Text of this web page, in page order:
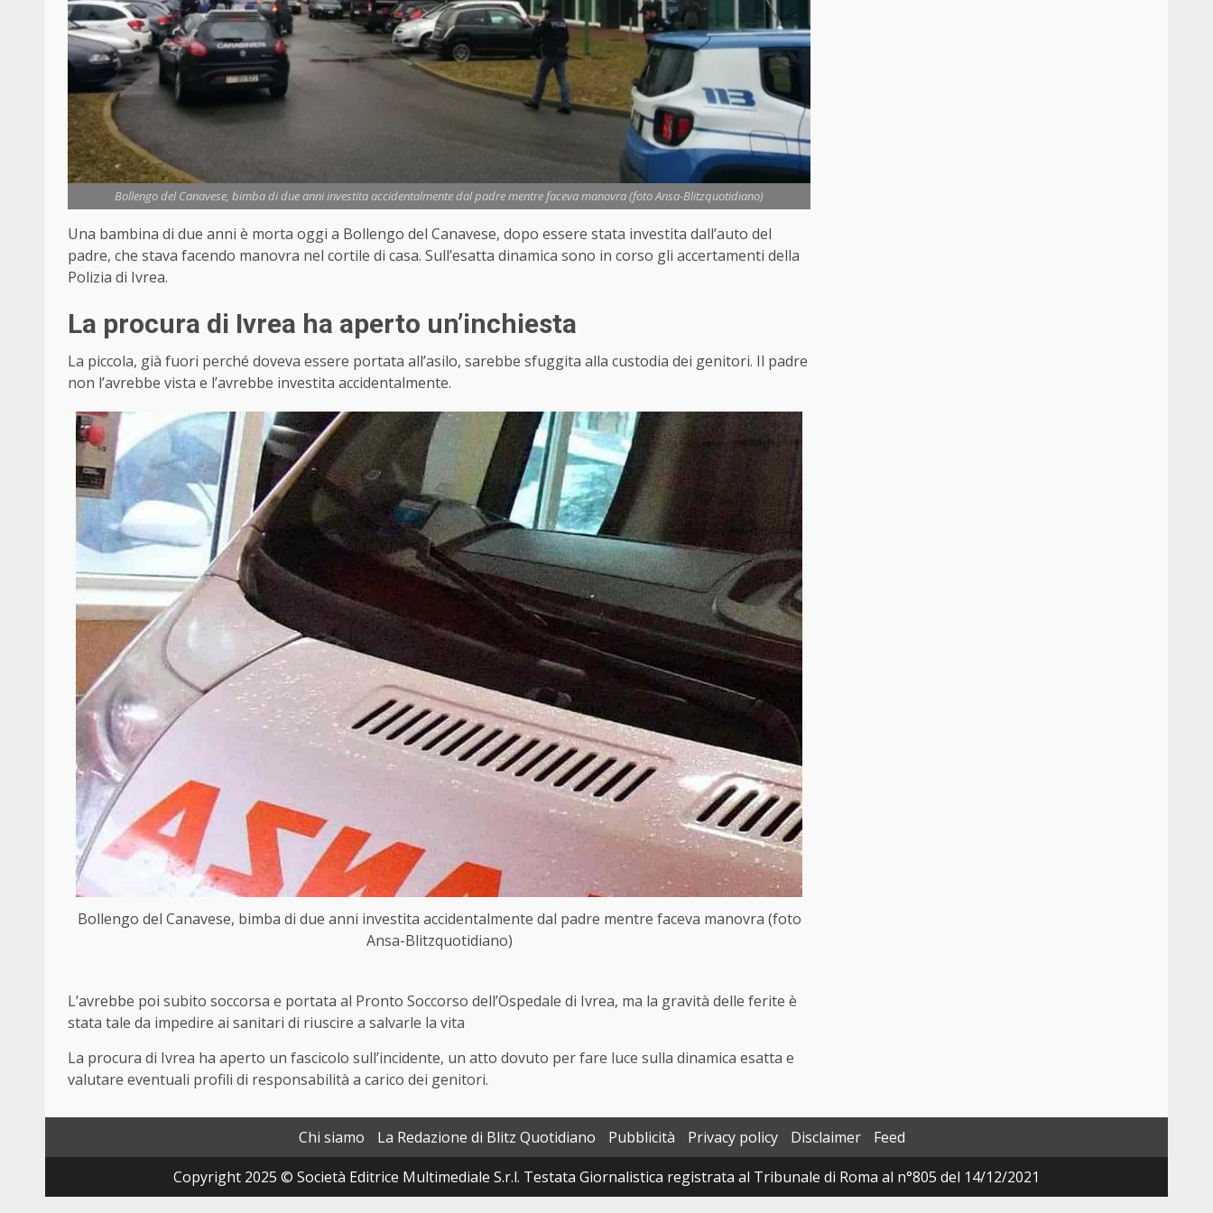
Bollengo del Canavese, bimba di due anni investita accidentalmente dal padre mentre faceva manovra (foto Ansa-Blitzquotidiano)
Una bambina di due anni è morta oggi a Bollengo del Canavese, dopo essere stata investita dall’auto del
padre, che stava facendo manovra nel cortile di casa. Sull’esatta dinamica sono in corso gli accertamenti della
Polizia di Ivrea.
La procura di Ivrea ha aperto un’inchiesta
La piccola, già fuori perché doveva essere portata all’asilo, sarebbe sfuggita alla custodia dei genitori. Il padre
non l’avrebbe vista e l’avrebbe investita accidentalmente.
Bollengo del Canavese, bimba di due anni investita accidentalmente dal padre mentre faceva manovra (foto
Ansa-Blitzquotidiano)
L’avrebbe poi subito soccorsa e portata al Pronto Soccorso dell’Ospedale di Ivrea, ma la gravità delle ferite è
stata tale da impedire ai sanitari di riuscire a salvarle la vita
La procura di Ivrea ha aperto un fascicolo sull’incidente, un atto dovuto per fare luce sulla dinamica esatta e
valutare eventuali profili di responsabilità a carico dei genitori.
Chi siamo La Redazione di Blitz Quotidiano Pubblicità Privacy policy Disclaimer
Feed
Copyright 2025 © Società Editrice Multimediale S.r.l. Testata Giornalistica registrata al Tribunale di Roma al n°805 del 14/12/2021